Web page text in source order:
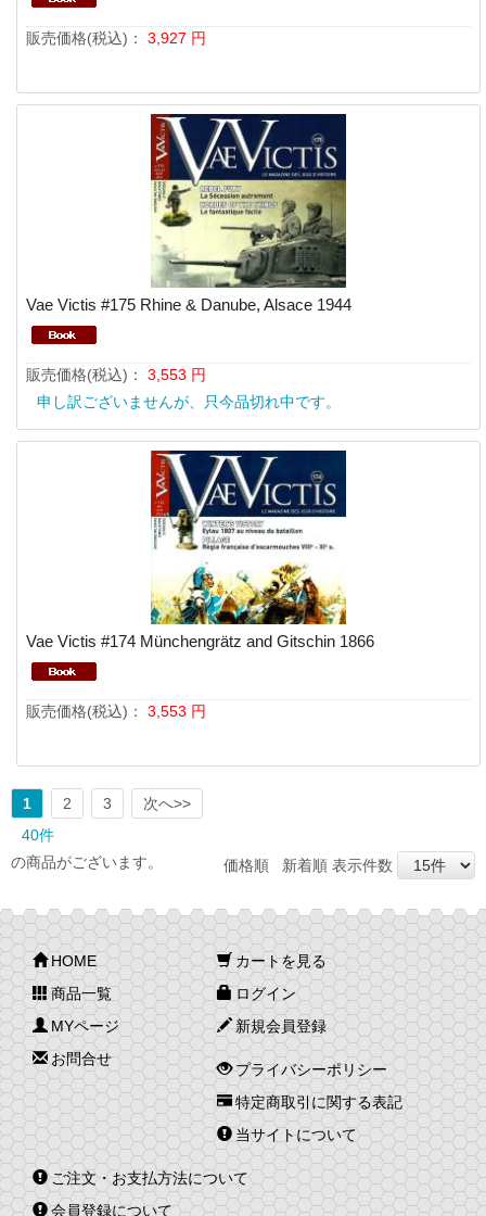
販売価格(税込)： 3,927 円
Vae Victis #175 Rhine & Danube, Alsace 1944
販売価格(税込)： 3,553 円
申し訳ございませんが、只今品切れ中です。
Vae Victis #174 Münchengrätz and Gitschin 1866
販売価格(税込)： 3,553 円
1 2 3
次へ>>
40件
の商品がございます。
価格順 新着順 表示件数
HOME
商品一覧
MYページ
お問合せ
カートを見る
ログイン
新規会員登録
プライバシーポリシー
特定商取引に関する表記
当サイトについて
ご注文・お支払方法について
会員登録について